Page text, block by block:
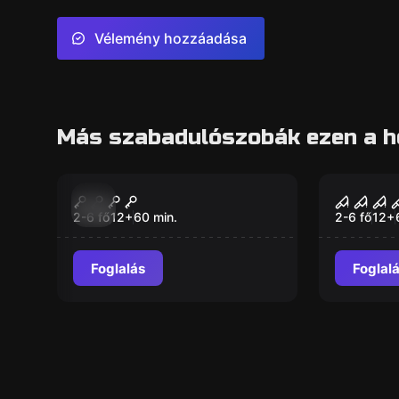
Vélemény hozzáadása
Más szabadulószobák ezen a
Új
Pirate Bay
2-6 fő12+60 min.
Foglalás
Új
2-6 fő12+